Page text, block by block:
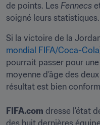
de points. Les Fennecs
soigné leurs statistiques.
Si la victoire de la
mondial FIFA/Coca-Cola
pourrait passer pour
moyenne d’âge des
résultat est bien
FIFA.com dresse l’état